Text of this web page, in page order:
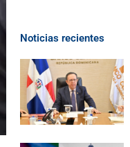
Noticias recientes